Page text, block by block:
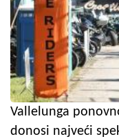
Vallelunga
donosi najveći